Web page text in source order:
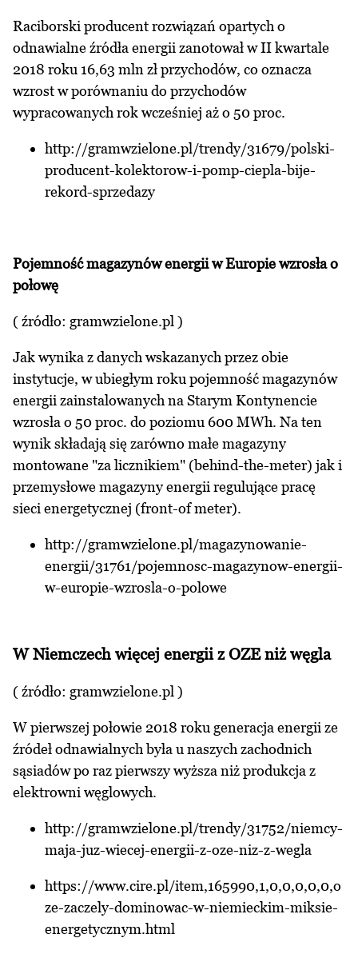
Raciborski producent rozwiązań opartych o
odnawialne źródła energii zanotował w II kwartale
2018 roku 16,63 mln zł przychodów, co oznacza
wzrost w porównaniu do przychodów
wypracowanych rok wcześniej aż o 50 proc.
http://gramwzielone.pl/trendy/31679/polski-
producent-kolektorow-i-pomp-ciepla-bije-
rekord-sprzedazy
Pojemność magazynów energii w Europie wzrosła o
połowę
( źródło: gramwzielone.pl )
Jak wynika z danych wskazanych przez obie
instytucje, w ubiegłym roku pojemność magazynów
energii zainstalowanych na Starym Kontynencie
wzrosła o 50 proc. do poziomu 600 MWh. Na ten
wynik składają się zarówno małe magazyny
montowane "za licznikiem" (behind-the-meter) jak i
przemysłowe magazyny energii regulujące pracę
sieci energetycznej (front-of meter).
http://gramwzielone.pl/magazynowanie-
energii/31761/pojemnosc-magazynow-energii-
w-europie-wzrosla-o-polowe
W Niemczech więcej energii z OZE niż węgla
( źródło: gramwzielone.pl )
W pierwszej połowie 2018 roku generacja energii ze
źródeł odnawialnych była u naszych zachodnich
sąsiadów po raz pierwszy wyższa niż produkcja z
elektrowni węglowych.
http://gramwzielone.pl/trendy/31752/niemcy-
maja-juz-wiecej-energii-z-oze-niz-z-wegla
https://www.cire.pl/item,165990,1,0,0,0,0,0,o
ze-zaczely-dominowac-w-niemieckim-miksie-
energetycznym.html